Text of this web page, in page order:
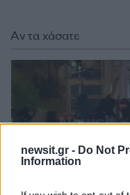
newsit.gr - Do Not
Information
Αν τα χάσατε